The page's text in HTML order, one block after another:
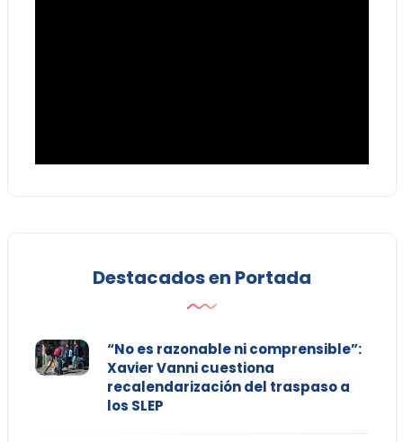
Destacados en Portada
“No es razonable ni comprensible”:
Xavier Vanni cuestiona
recalendarización del traspaso a
los SLEP